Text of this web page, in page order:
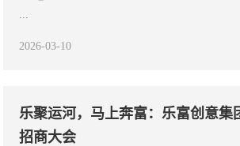
...
2026-03-10
乐聚运河，马上奔富：乐富创意集
招商大会